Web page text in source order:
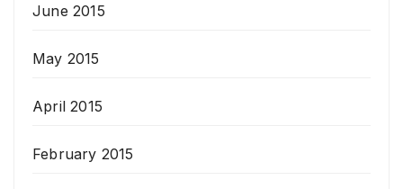
June 2015
May 2015
April 2015
February 2015